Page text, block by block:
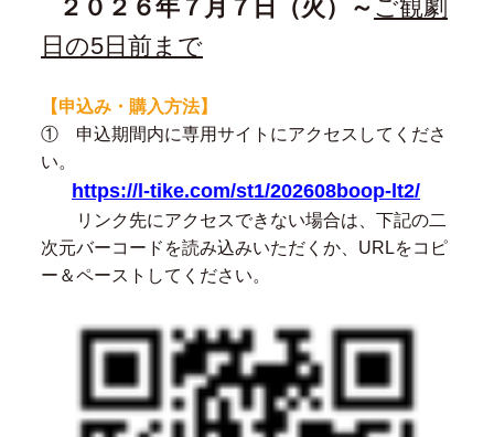
２０２６年７ 月７日（火）～ ご観劇
日の5日前まで
【申込み・購入方法】
① 申込期間内に専用サイトにアクセスしてくださ
い。
https://l-tike.com/st1/202608boop-lt2/
リンク先にアクセスできない場合は、下記の二
次元バーコードを読み込みいただくか、URLをコピ
ー＆ペーストしてください。